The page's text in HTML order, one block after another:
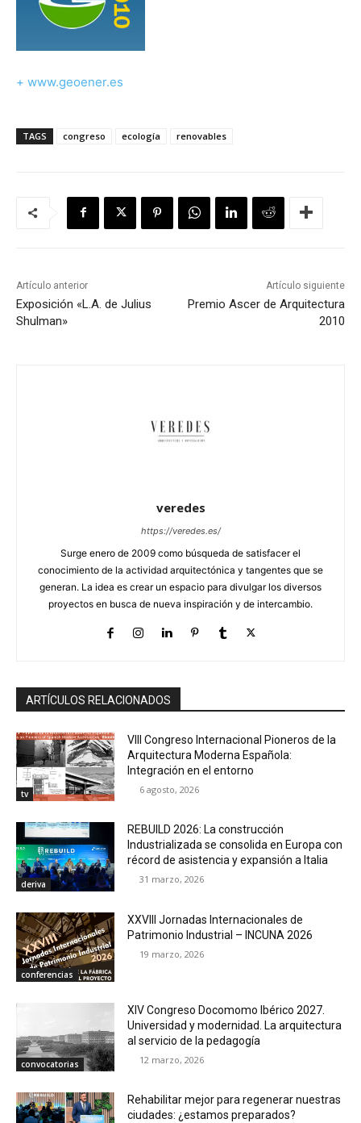
+ www.geoener.es
TAGS congreso ecología renovables
Artículo anterior
Exposición «L.A. de Julius
Shulman»
Artículo siguiente
Premio Ascer de Arquitectura
2010
veredes
https://veredes.es/
Surge enero de 2009 como búsqueda de satisfacer el
conocimiento de la actividad arquitectónica y tangentes que se
generan. La idea es crear un espacio para divulgar los diversos
proyectos en busca de nueva inspiración y de intercambio.
ARTÍCULOS RELACIONADOS
tv
VIII Congreso Internacional Pioneros de la
Arquitectura Moderna Española:
Integración en el entorno
6 agosto, 2026
deriva
REBUILD 2026: La construcción
Industrializada se consolida en Europa con
récord de asistencia y expansión a Italia
31 marzo, 2026
conferencias
XXVIII Jornadas Internacionales de
Patrimonio Industrial – INCUNA 2026
19 marzo, 2026
convocatorias
XIV Congreso Docomomo Ibérico 2027.
Universidad y modernidad. La arquitectura
al servicio de la pedagogía
12 marzo, 2026
Rehabilitar mejor para regenerar nuestras
ciudades: ¿estamos preparados?